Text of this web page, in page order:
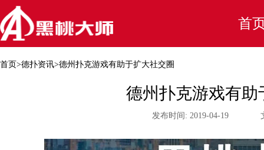
首
首页>德扑资讯>德州扑克游戏有助于扩大社交圈
德州扑克游戏有助
发布时间: 2019-04-19